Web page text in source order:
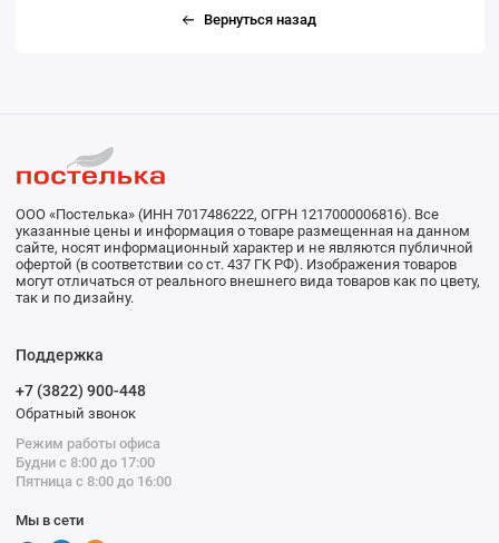
Вернуться назад
ООО «Постелька» (ИНН 7017486222, ОГРН 1217000006816). Все
указанные цены и информация о товаре размещенная на данном
сайте, носят информационный характер и не являются публичной
офертой (в соответствии со ст. 437 ГК РФ). Изображения товаров
могут отличаться от реального внешнего вида товаров как по цвету,
так и по дизайну.
Поддержка
+7 (3822) 900-448
Обратный звонок
Режим работы офиса
Будни с 8:00 до 17:00
Пятница с 8:00 до 16:00
Мы в сети